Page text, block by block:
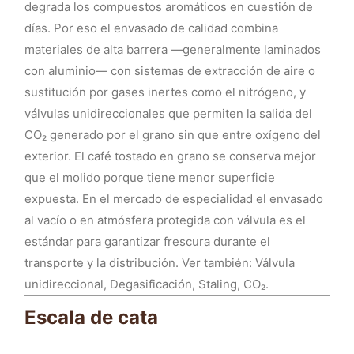
degrada los compuestos aromáticos en cuestión de
días. Por eso el envasado de calidad combina
materiales de alta barrera —generalmente laminados
con aluminio— con sistemas de extracción de aire o
sustitución por gases inertes como el nitrógeno, y
válvulas unidireccionales que permiten la salida del
CO₂ generado por el grano sin que entre oxígeno del
exterior. El café tostado en grano se conserva mejor
que el molido porque tiene menor superficie
expuesta. En el mercado de especialidad el envasado
al vacío o en atmósfera protegida con válvula es el
estándar para garantizar frescura durante el
transporte y la distribución. Ver también: Válvula
unidireccional, Degasificación, Staling, CO₂.
Escala de cata